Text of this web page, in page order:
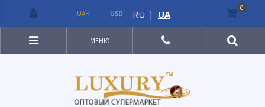
МЕНЮ
UAH USD RU | UA
0